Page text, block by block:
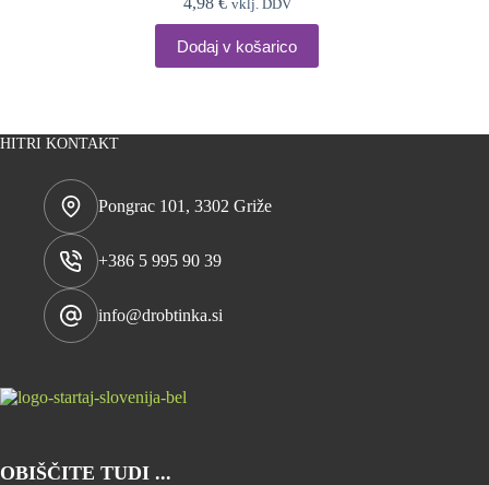
vklj. DDV
Dodaj v košarico
HITRI KONTAKT
Pongrac 101, 3302 Griže
+386 5 995 90 39
info@drobtinka.si
OBIŠČITE TUDI ...